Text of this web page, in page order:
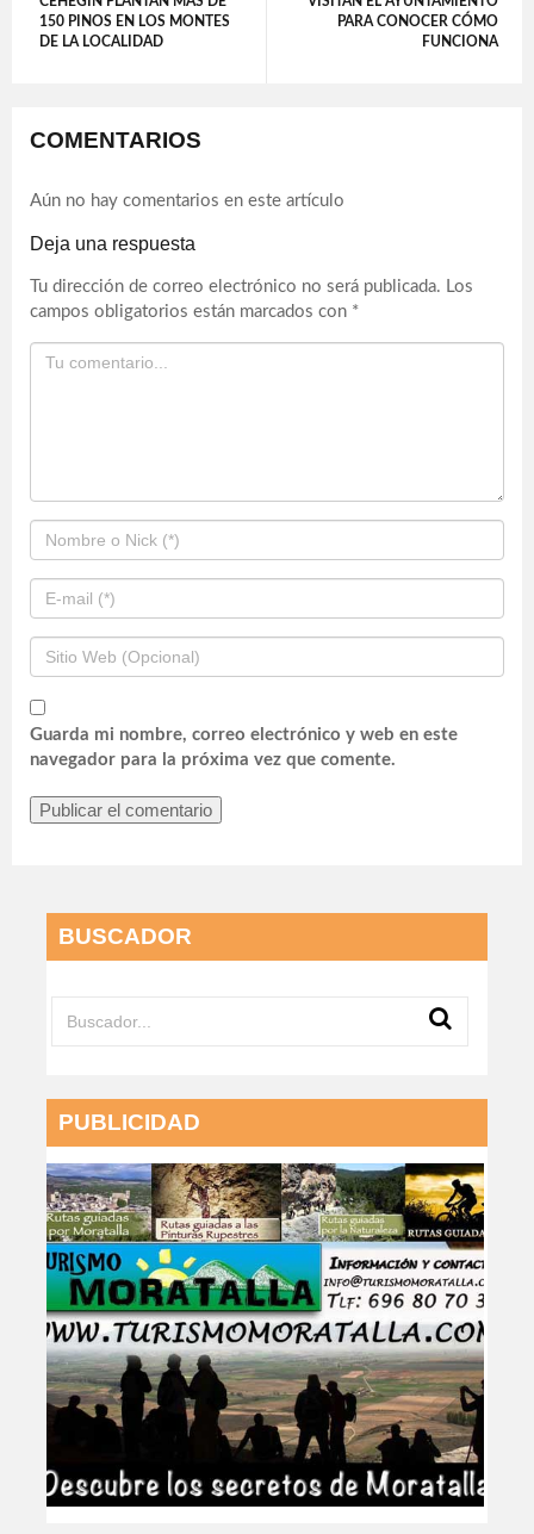
150 PINOS EN LOS MONTES
DE LA LOCALIDAD
PARA CONOCER CÓMO
FUNCIONA
COMENTARIOS
Aún no hay comentarios en este artículo
Deja una respuesta
Tu dirección de correo electrónico no será publicada. Los
campos obligatorios están marcados con *
Guarda mi nombre, correo electrónico y web en este
navegador para la próxima vez que comente.
BUSCADOR
PUBLICIDAD